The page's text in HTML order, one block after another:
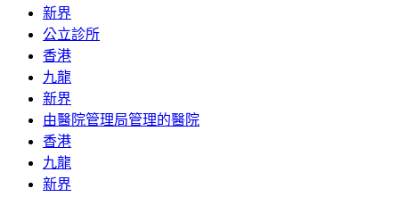
新界
公立診所
香港
九龍
新界
由醫院管理局管理的醫院
香港
九龍
新界